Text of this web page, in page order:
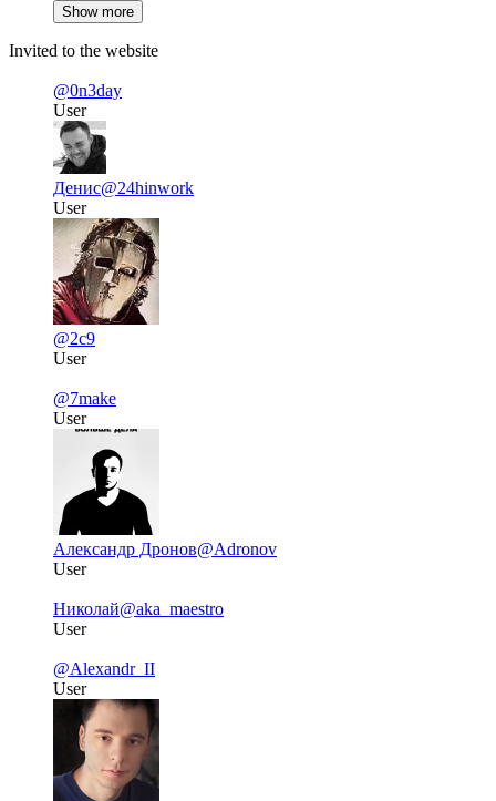
Show more
Invited to the website
@0n3day
User
Денис@24hinwork
User
@2c9
User
@7make
User
Александр Дронов@Adronov
User
Николай@aka_maestro
User
@Alexandr_II
User